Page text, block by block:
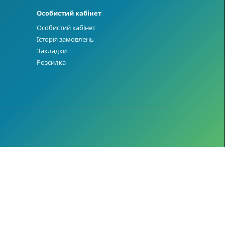
Особистий кабінет
Особистий кабінет
Історія замовлень
Закладки
Розсилка